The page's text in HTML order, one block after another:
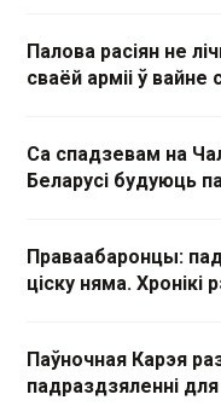
Палова расіян не
сваёй арміі ў вайне
Са спадзевам на
Беларусі будуюць
Праваабаронцы:
ціску няма. Хронікі
Паўночная Карэя
падраздзяленні